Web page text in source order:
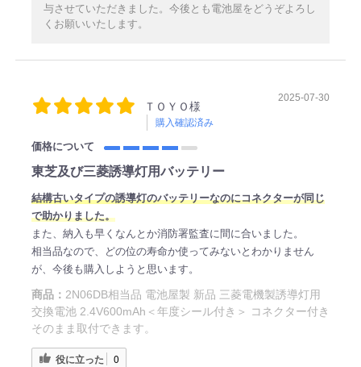
与させていただきました。今後とも電池屋をどうぞよろし
くお願いいたします。
ＴＯＹＯ様
購入確認済み
2025-07-30
価格について
東芝及び三菱誘導灯用バッテリー
結構古いタイプの誘導灯のバッテリーなのにコネクターが同じ
で助かりました。
また、納入も早くなんとか消防署監査に間に合いました。
相当品なので、どの位の寿命か使ってみないとわかりません
が、今後も購入しようと思います。
商品： 2N06DB相当品 電池屋製 新品 三菱電機製誘導灯用
交換電池 2.4V600mAh＜年度シール付き＞ コネクター付き
そのまま取付できます。
役に立った 0